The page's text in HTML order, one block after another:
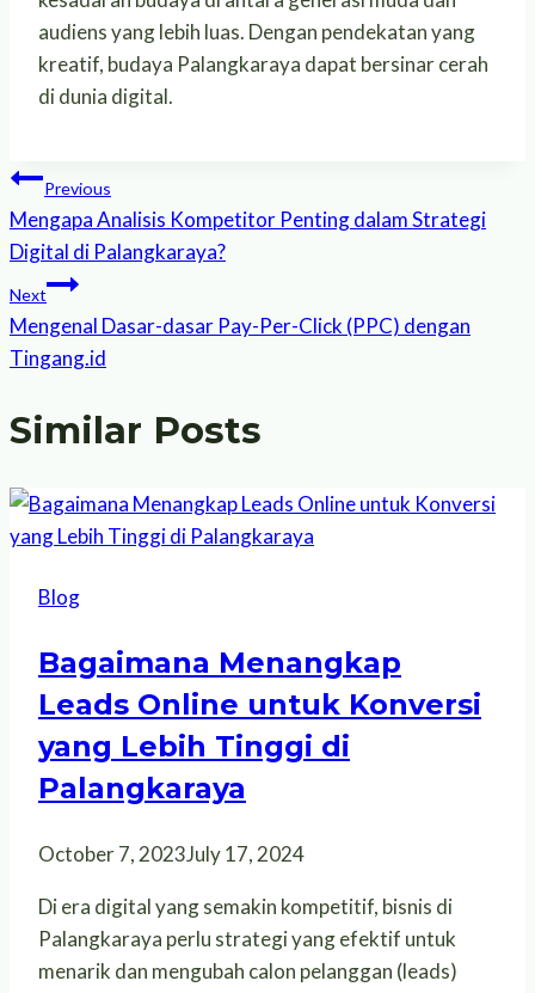
audiens yang lebih luas. Dengan pendekatan yang
kreatif, budaya Palangkaraya dapat bersinar cerah
di dunia digital.
Post
navigation
Previous
Mengapa Analisis Kompetitor Penting dalam Strategi
Digital di Palangkaraya?
Next
Mengenal Dasar-dasar Pay-Per-Click (PPC) dengan
Tingang.id
Similar Posts
Blog
Bagaimana Menangkap
Leads Online untuk Konversi
yang Lebih Tinggi di
Palangkaraya
October 7, 2023July 17, 2024
Di era digital yang semakin kompetitif, bisnis di
Palangkaraya perlu strategi yang efektif untuk
menarik dan mengubah calon pelanggan (leads)